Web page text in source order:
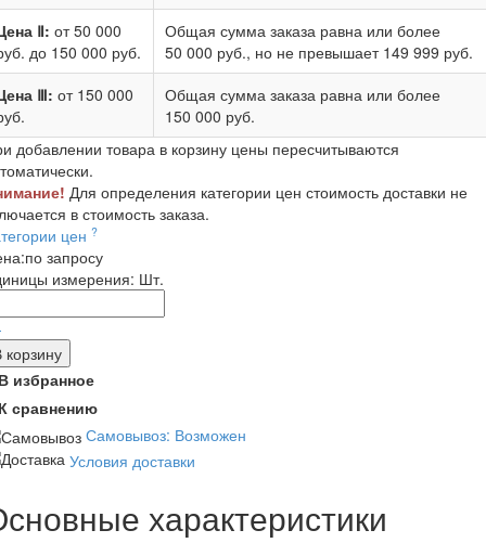
Ⅱ: от 50 000
до 150 000 руб.
Общая сумма заказа равна или более
50 000 руб., но не превышает 149 999 руб.
Ⅲ: от 150 000
Общая сумма заказа равна или более
150 000 руб.
добавлении товара в корзину цены пересчитываются
Для определения категории цен стоимость доставки не
в стоимость заказа.
цен ?
по запросу
измерения: Шт.
корзину
избранное
сравнению
Самовывоз: Возможен
Условия доставки
характеристики